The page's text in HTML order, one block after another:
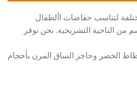
لتناسب حفاضات األطفال
من الناحية التشريحية. نحن نوفر
الخصر وحاجز الساق المرن بأحجام